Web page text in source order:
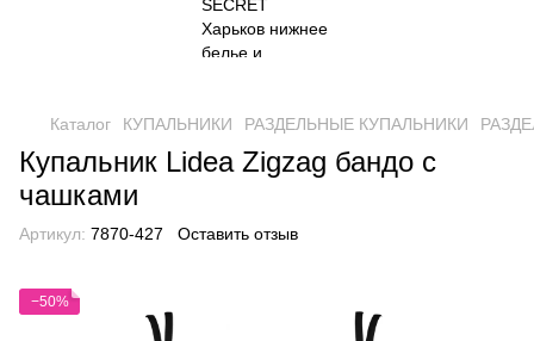
Каталог КУПАЛЬНИКИ РАЗДЕЛЬНЫЕ КУПАЛЬНИКИ
Купальник Lidea Zigzag бандо с
чашками
Артикул: 7870-427 Оставить отзыв
−50%